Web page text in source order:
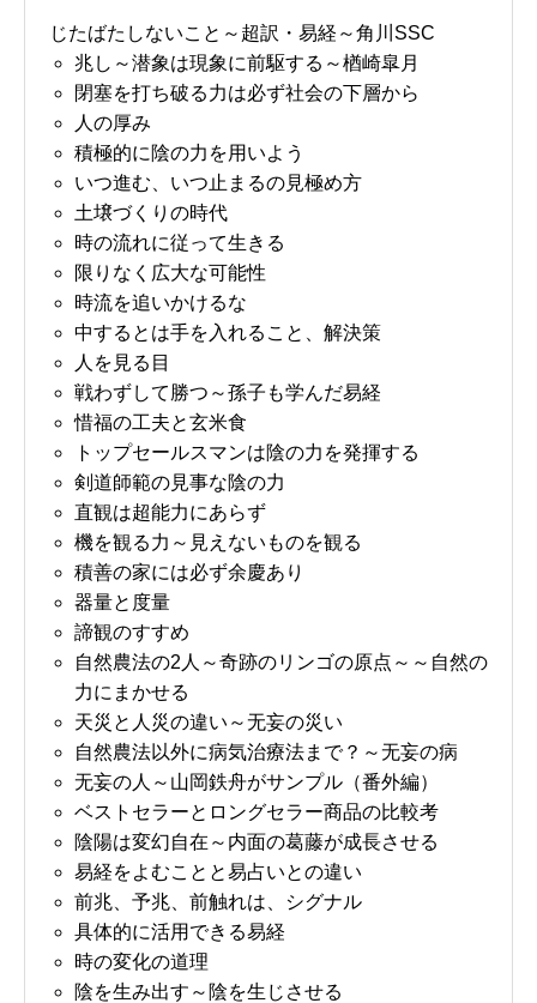
じたばたしないこと～超訳・易経～角川SSC
兆し～潜象は現象に前駆する～楢崎皐月
閉塞を打ち破る力は必ず社会の下層から
人の厚み
積極的に陰の力を用いよう
いつ進む、いつ止まるの見極め方
土壌づくりの時代
時の流れに従って生きる
限りなく広大な可能性
時流を追いかけるな
中するとは手を入れること、解決策
人を見る目
戦わずして勝つ～孫子も学んだ易経
惜福の工夫と玄米食
トップセールスマンは陰の力を発揮する
剣道師範の見事な陰の力
直観は超能力にあらず
機を観る力～見えないものを観る
積善の家には必ず余慶あり
器量と度量
諦観のすすめ
自然農法の2人～奇跡のリンゴの原点～～自然の
力にまかせる
天災と人災の違い～无妄の災い
自然農法以外に病気治療法まで？～无妄の病
无妄の人～山岡鉄舟がサンプル（番外編）
ベストセラーとロングセラー商品の比較考
陰陽は変幻自在～内面の葛藤が成長させる
易経をよむことと易占いとの違い
前兆、予兆、前触れは、シグナル
具体的に活用できる易経
時の変化の道理
陰を生み出す～陰を生じさせる